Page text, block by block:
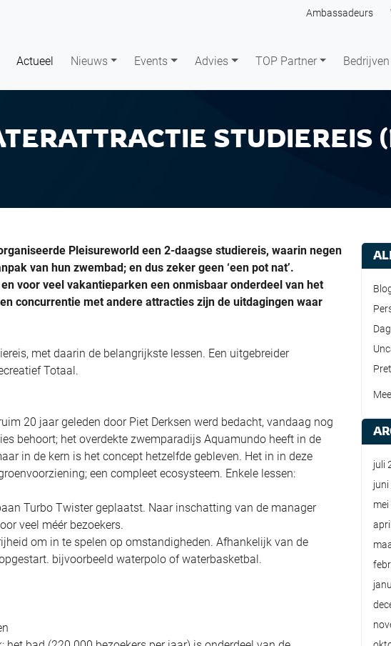
Ambassadeurs
Actueel Nieuws Events Advies TOP Partner Bedrijven
STUDIEREIS
Pleisureworld een 2-daagse studiereis, waarin negen
van hun zwembad; en dus zeker geen ‘een pot nat’.
voor veel vakantieparken een onmisbaar onderdeel van het
concurrentie met andere attracties zijn de uitdagingen waar
met daarin de belangrijkste lessen. Een uitgebreider
Totaal.
20 jaar geleden door Piet Derksen werd bedacht, vandaag nog
behoort; het overdekte zwemparadijs Aquamundo heeft in de
in de kern is het concept hetzelfde gebleven. Het in in deze
een compleet ecosysteem. Enkele lessen:
Turbo Twister geplaatst. Naar inschatting van de manager
veel méér bezoekers.
om in te spelen op omstandigheden. Afhankelijk van de
bijvoorbeeld waterpolo of waterbasketbal.
juli
juni